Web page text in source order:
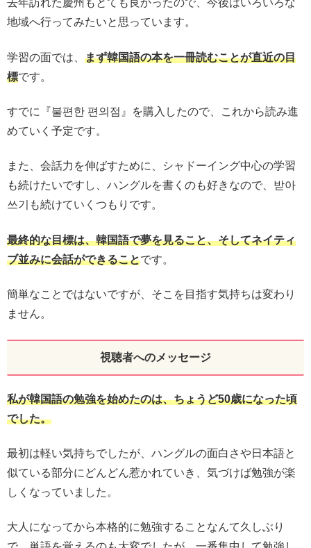
去年訪れた慶州もとても良かったので、今後はいろいろな
地域へ行ってみたいと思っています。
学習の面では、 まず韓国語の本を一冊読むことが直近の目
標です。
すでに『불편한 편의점』を購入したので、これから読み進
めていく予定です。
また、会話力を伸ばすために、シャドーイング中心の学習
も続けたいですし、ハングルを書くのも好きなので、받아
쓰기も続けていくつもりです。
最終的な目標は、韓国語で夢を見ること、そしてネイティ
ブ並みに会話ができることです。
簡単なことではないですが、そこを目指す気持ちは変わり
ません。
視聴者へのメッセージ
私が韓国語の勉強を始めたのは、ちょうど50歳になった頃
でした。
最初は軽い気持ちでしたが、ハングルの面白さや日本語と
似ている部分にどんどん惹かれていき、気づけば勉強が楽
しくなっていました。
大人になってから本格的に勉強することなんて久しぶり